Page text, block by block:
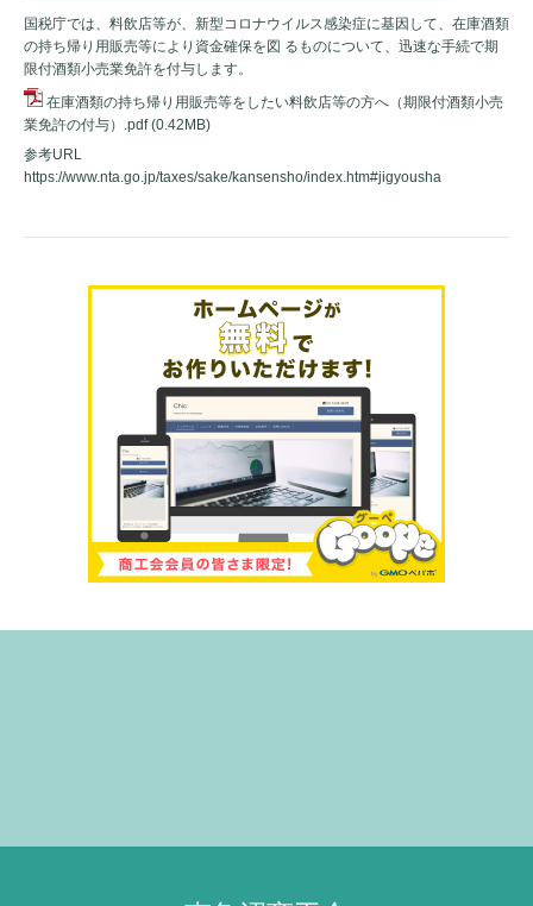
国税庁では、料飲店等が、新型コロナウイルス感染症に基因して、在庫酒類
の持ち帰り用販売等により資金確保を図 るものについて、迅速な手続で期
限付酒類小売業免許を付与します。
在庫酒類の持ち帰り用販売等をしたい料飲店等の方へ（期限付酒類小売
業免許の付与）.pdf (0.42MB)
参考URL
https://www.nta.go.jp/taxes/sake/kansensho/index.htm#jigyousha